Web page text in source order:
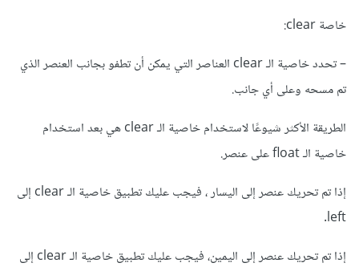
خاصة clear:
– تحدد خاصية الـ clear العناصر التي يمكن أن تطفو بجانب العنصر الذي
تم مسحه وعلى أي جانب.
الطريقة الأكثر شيوعًا لاستخدام خاصية الـ clear هي بعد استخدام
خاصية الـ float على عنصر.
إذا تم تحريك عنصر إلى اليسار ، فيجب عليك تطبيق خاصية الـ clear إلى
left.
إذا تم تحريك عنصر إلى اليمين، فيجب عليك تطبيق خاصية الـ clear إلى